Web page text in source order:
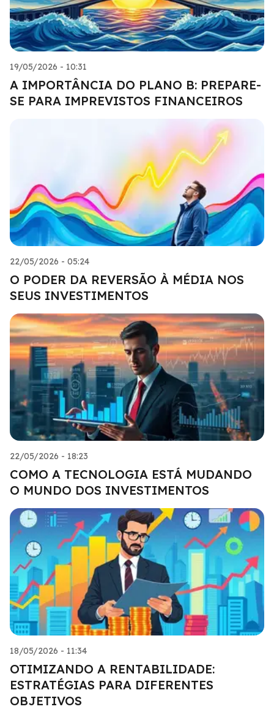
19/05/2026 - 10:31
A IMPORTÂNCIA DO PLANO B: PREPARE-
SE PARA IMPREVISTOS FINANCEIROS
22/05/2026 - 05:24
O PODER DA REVERSÃO À MÉDIA NOS
SEUS INVESTIMENTOS
22/05/2026 - 18:23
COMO A TECNOLOGIA ESTÁ MUDANDO
O MUNDO DOS INVESTIMENTOS
18/05/2026 - 11:34
OTIMIZANDO A RENTABILIDADE:
ESTRATÉGIAS PARA DIFERENTES
OBJETIVOS